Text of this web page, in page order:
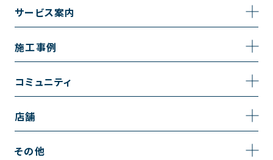
採用情報
トイレのリフォーム
キッチンのリフォーム
リノベーション
内装のリフォーム
サービス案内
サービスの流れ
施工事例
施工事例一覧
お風呂の施工事例
コミュニティ
コミュニティ
店舗
越谷店
その他